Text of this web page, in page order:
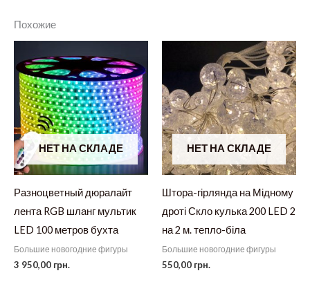
Похожие
НЕТ НА СКЛАДЕ
Разноцветный дюралайт
лента RGB шланг мультик
LED 100 метров бухта
Большие новогодние фигуры
3 950,00 грн.
НЕТ НА СКЛАДЕ
Штора-гірлянда на Мідному
дроті Скло кулька 200 LED 2
на 2 м. тепло-біла
Большие новогодние фигуры
550,00 грн.